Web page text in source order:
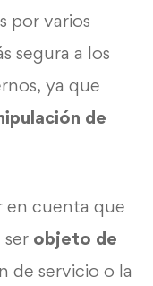
por varios
segura a los
ya que
de
en cuenta que
objeto de
de servicio o la